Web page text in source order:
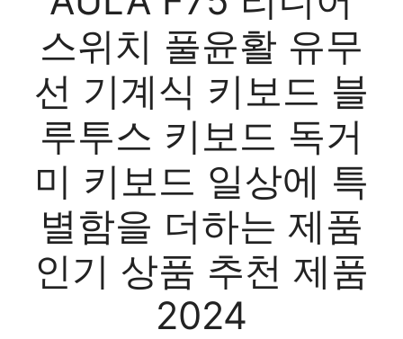
스위치 풀윤활 유무
선 기계식 키보드 블
루투스 키보드 독거
미 키보드 일상에 특
별함을 더하는 제품
인기 상품 추천 제품
2024